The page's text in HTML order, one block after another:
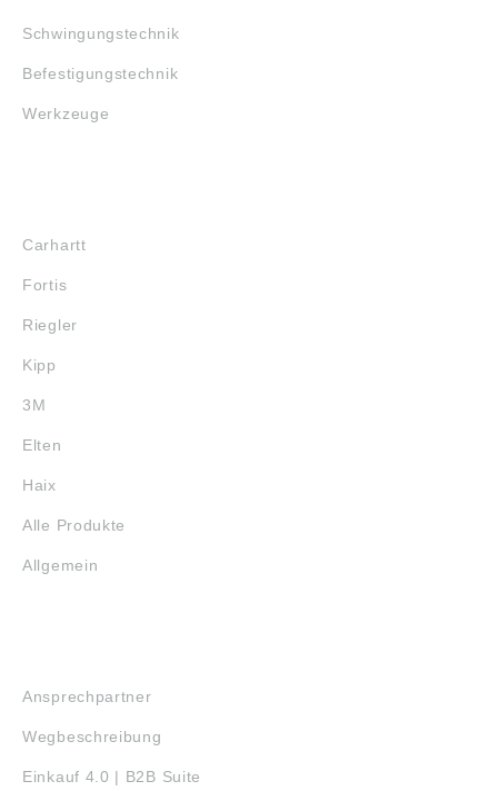
Schwingungstechnik
Befestigungstechnik
Werkzeuge
Carhartt
Fortis
Riegler
Kipp
3M
Elten
Haix
Alle Produkte
Allgemein
Ansprechpartner
Wegbeschreibung
Einkauf 4.0 | B2B Suite